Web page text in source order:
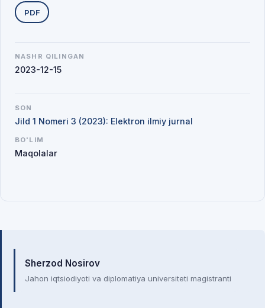
Mualliflar
Sherzod Nosirov
Jahon iqtsiodiyoti va diplomatiya universiteti magistranti
PDF
NASHR QILINGAN
2023-12-15
SON
Jild 1 Nomeri 3 (2023): Elektron ilmiy jurnal
BO'LIM
Maqolalar